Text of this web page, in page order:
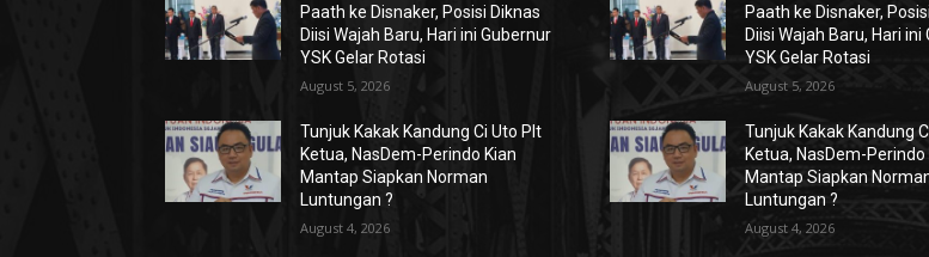
Paath ke Disnaker, Posisi Diknas
Diisi Wajah Baru, Hari ini Gubernur
YSK Gelar Rotasi
August 5, 2026
Tunjuk Kakak Kandung Ci Uto Plt
Ketua, NasDem-Perindo Kian
Mantap Siapkan Norman
Luntungan ?
August 4, 2026
Paath ke Disnaker,
Diisi Wajah Baru, Hari ini
YSK Gelar Rotasi
August 5, 2026
Tunjuk Kakak Kandung
Ketua, NasDem-Perindo
Mantap Siapkan
Luntungan ?
August 4, 2026